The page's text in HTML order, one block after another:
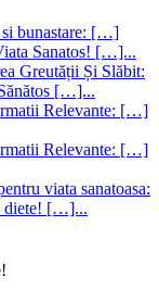
si bunastare: […]
Sanatos! […]...
Greutății Și Slăbit:
[…]...
Relevante: […]
Relevante: […]
viata sanatoasa:
diete! […]...